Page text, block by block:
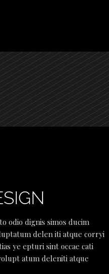
odio dignis simos ducim
delen iti atque corryi
ye epturi sint occae cati
atum deleniti atque